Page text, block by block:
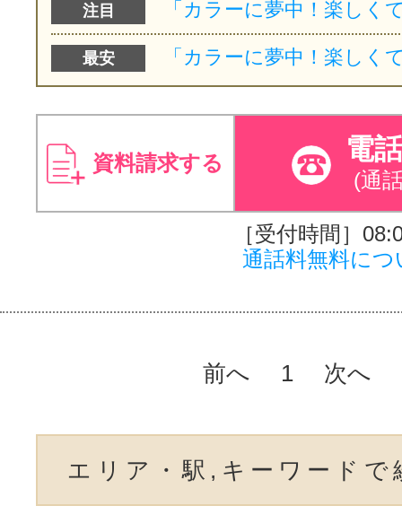
注目
最安
資料請求する 電
(通
［受付時間］
通話料無料につ
前へ 1 次へ
エリア・駅,キーワードで